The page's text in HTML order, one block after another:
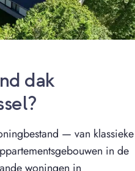
dak
— van klassieke
in de